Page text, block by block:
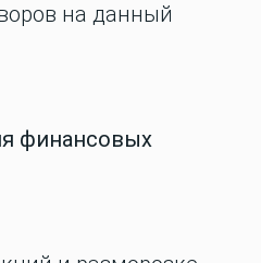
на данный
финансовых